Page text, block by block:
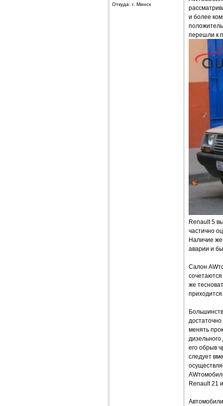
Откуда: г. Минск
и более
перешли к
Renault 5
частично
Наличие же
аварии и
Салон
же
приходится.
менять
его обрыв
следует
Renault 21